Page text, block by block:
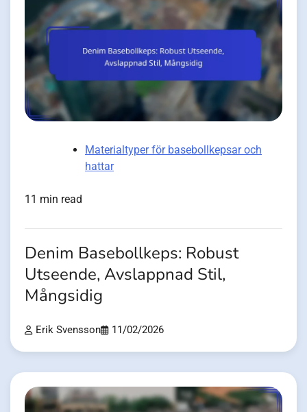
Materialtyper för basebollkepsar och
hattar
11 min read
Denim Basebollkeps: Robust
Utseende, Avslappnad Stil,
Mångsidig
Erik Svensson 11/02/2026